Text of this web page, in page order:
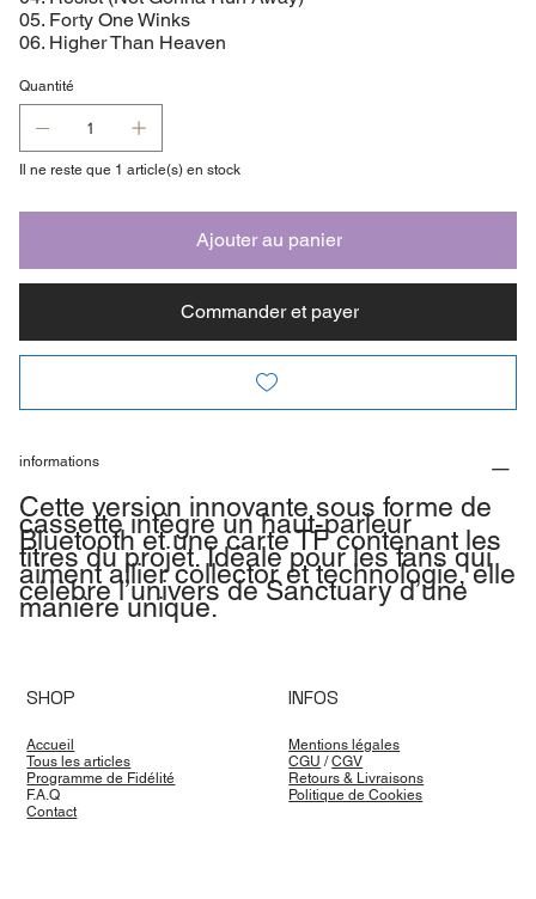
05. Forty One Winks
06. Higher Than Heaven
Quantité
Il ne reste que 1 article(s) en stock
Ajouter au panier
Commander et payer
informations
Cette version innovante sous forme de
cassette intègre un haut-parleur
Bluetooth et une carte TF contenant les
titres du projet. Idéale pour les fans qui
aiment allier collector et technologie, elle
célèbre l’univers de Sanctuary d’une
manière unique.
SHOP
Accueil
Tous les articles
Programme de Fidélité
F.A.Q
Contact
INFOS
Mentions légales
CGU /CGV
Retours & Livraisons
Politique de Cookies